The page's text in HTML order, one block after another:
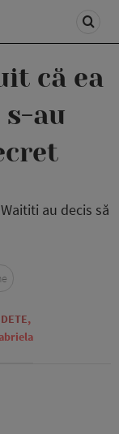
că ea
au
au decis să
,